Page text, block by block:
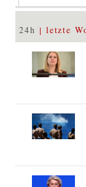
24h letzte